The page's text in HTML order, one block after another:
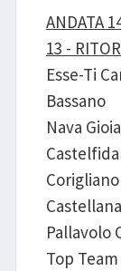
ANDATA
13 -
Esse-Ti
Bassano
Nava
Pallavolo
Top